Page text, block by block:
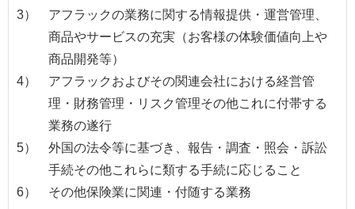
3）
アフラックの業務に関する情報提供・運営管理、
商品やサービスの充実（お客様の体験価値向上や
商品開発等）
4）
アフラックおよびその関連会社における経営管
理・財務管理・リスク管理その他これに付帯する
業務の遂行
5）
外国の法令等に基づき、報告・調査・照会・訴訟
手続その他これらに類する手続に応じること
6）
その他保険業に関連・付随する業務